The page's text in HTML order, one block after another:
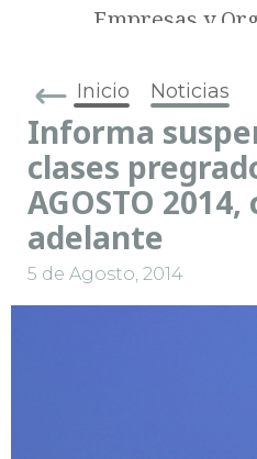
Empresas y
Inicio Noticias
Informa
clases
AGOSTO
adelante
5 de Agosto, 2014